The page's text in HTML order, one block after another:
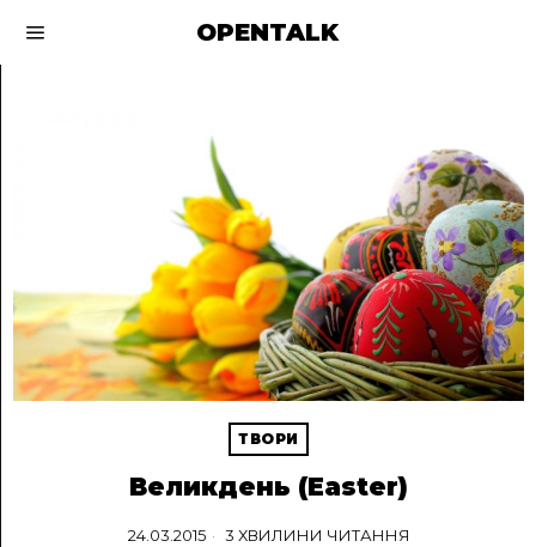
OPENTALK
ТВОРИ
Великдень (Easter)
24.03.2015 3 ХВИЛИНИ ЧИТАННЯ